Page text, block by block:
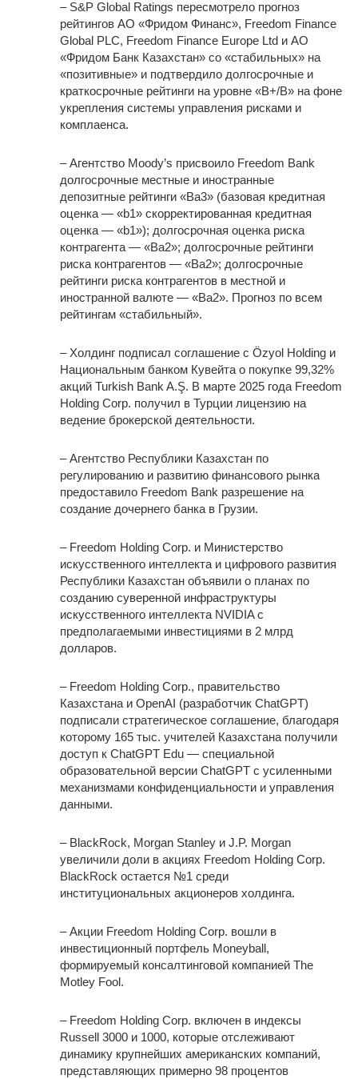
– S&P Global Ratings пересмотрело прогноз
рейтингов АО «Фридом Финанс», Freedom Finance
Global PLC, Freedom Finance Europe Ltd и АО
«Фридом Банк Казахстан» со «стабильных» на
«позитивные» и подтвердило долгосрочные и
краткосрочные рейтинги на уровне «В+/В» на фоне
укрепления системы управления рисками и
комплаенса.
– Агентство Moody’s присвоило Freedom Bank
долгосрочные местные и иностранные
депозитные рейтинги «Ba3» (базовая кредитная
оценка — «b1» скорректированная кредитная
оценка — «b1»); долгосрочная оценка риска
контрагента — «Ba2»; долгосрочные рейтинги
риска контрагентов — «Ba2»; долгосрочные
рейтинги риска контрагентов в местной и
иностранной валюте — «Ba2». Прогноз по всем
рейтингам «стабильный».
– Холдинг подписал соглашение с Özyol Holding и
Национальным банком Кувейта о покупке 99,32%
акций Turkish Bank A.Ş. В марте 2025 года Freedom
Holding Corp. получил в Турции лицензию на
ведение брокерской деятельности.
– Агентство Республики Казахстан по
регулированию и развитию финансового рынка
предоставило Freedom Bank разрешение на
создание дочернего банка в Грузии.
– Freedom Holding Corp. и Министерство
искусственного интеллекта и цифрового развития
Республики Казахстан объявили о планах по
созданию суверенной инфраструктуры
искусственного интеллекта NVIDIA с
предполагаемыми инвестициями в 2 млрд
долларов.
– Freedom Holding Corp., правительство
Казахстана и OpenAI (разработчик ChatGPT)
подписали стратегическое соглашение, благодаря
которому 165 тыс. учителей Казахстана получили
доступ к ChatGPT Edu — специальной
образовательной версии ChatGPT с усиленными
механизмами конфиденциальности и управления
данными.
– BlackRock, Morgan Stanley и J.P. Morgan
увеличили доли в акциях Freedom Holding Сorp.
BlackRock остается №1 среди
институциональных акционеров холдинга.
– Акции Freedom Holding Corp. вошли в
инвестиционный портфель Moneyball,
формируемый консалтинговой компанией The
Motley Fool.
– Freedom Holding Corp. включен в индексы
Russell 3000 и 1000, которые отслеживают
динамику крупнейших американских компаний,
представляющих примерно 98 процентов